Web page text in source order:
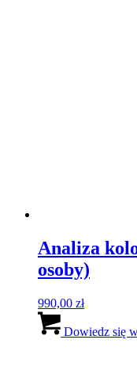
Analiza
osoby)
990,00 zł
Dowiedz się